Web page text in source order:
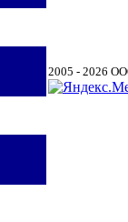
2005 - 2026